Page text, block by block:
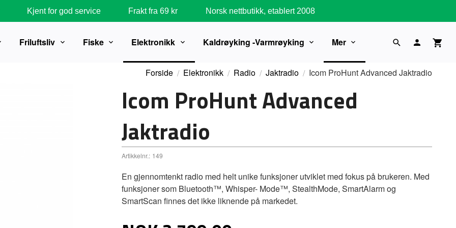
Kjent for god service Frakt fra 69 kr Norsk nettbutikk, etablert 2008
Friluftsliv Fiske Elektronikk Kaldrøyking -Varmrøyking Mer
Forside Elektronikk Radio Jaktradio Icom ProHunt Advanced Jaktradio
Icom ProHunt Advanced
Jaktradio
Artikkelnr.: 149
En gjennomtenkt radio med helt unike funksjoner utviklet med fokus på brukeren. Med
funksjoner som Bluetooth™, Whisper- Mode™, StealthMode, SmartAlarm og
SmartScan finnes det ikke liknende på markedet.